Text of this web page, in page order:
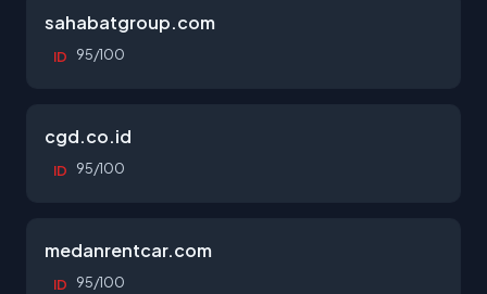
sahabatgroup.com
ID 95/100
cgd.co.id
ID 95/100
medanrentcar.com
ID 95/100